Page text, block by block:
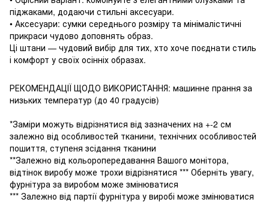
піджаками, додаючи стильні аксесуари.
• Аксесуари: сумки середнього розміру та мінімалістичні
прикраси чудово доповнять образ.
Ці штани — чудовий вибір для тих, хто хоче поєднати стиль
і комфорт у своїх осінніх образах.
РЕКОМЕНДАЦІЇ ЩОДО ВИКОРИСТАННЯ: машинне прання за
низьких температур (до 40 градусів)
*Заміри можуть відрізнятися від зазначених на +-2 см
залежно від особливостей тканини, технічних особливостей
пошиття, ступеня зсідання тканини
**Залежно від кольоропередавання Вашого монітора,
відтінок виробу може трохи відрізнятися *** Оберніть увагу,
фурнітура за виробом може змінюватися
*** Залежно від партії фурнітура у виробі може змінюватися